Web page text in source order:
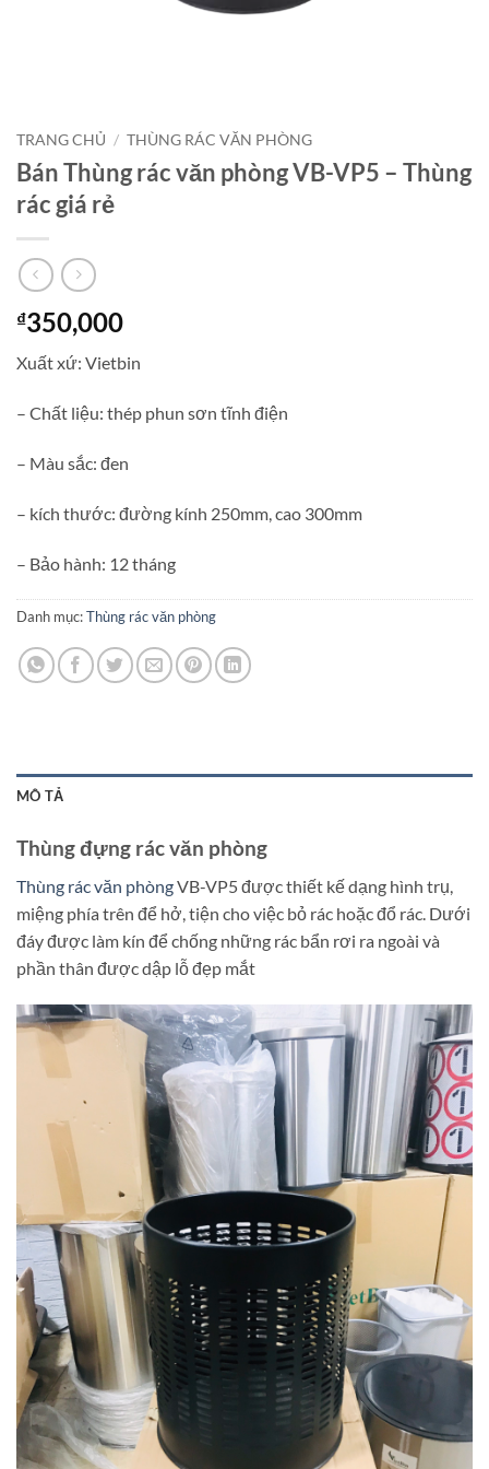
TRANG CHỦ / THÙNG RÁC VĂN PHÒNG
Bán Thùng rác văn phòng VB-VP5 – Thùng
rác giá rẻ
₫350,000
Xuất xứ: Vietbin
– Chất liệu: thép phun sơn tĩnh điện
– Màu sắc: đen
– kích thước: đường kính 250mm, cao 300mm
– Bảo hành: 12 tháng
Danh mục:Thùng rác văn phòng
MÔ TẢ
Thùng đựng rác văn phòng
Thùng rác văn phòngVB-VP5 được thiết kế dạng hình trụ,
miệng phía trên để hở, tiện cho việc bỏ rác hoặc đổ rác. Dưới
đáy được làm kín để chống những rác bẩn rơi ra ngoài và
phần thân được dập lỗ đẹp mắt